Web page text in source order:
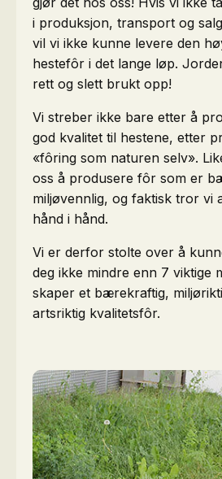
i produksjon, transport og
vil vi ikke kunne levere den
hestefôr i det lange løp.
rett og slett brukt opp!
Vi streber ikke bare etter å
god kvalitet til hestene, etter
«fôring som naturen selv».
oss å produsere fôr som er
miljøvennlig, og faktisk tror vi
hånd i hånd.
Vi er derfor stolte over å
deg ikke mindre enn 7 viktige
skaper et bærekraftig,
artsriktig kvalitetsfôr.